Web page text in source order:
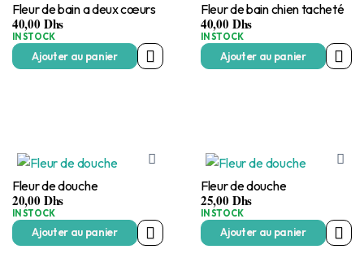
Fleur de bain a deux cœurs
40,00Dhs
IN STOCK
Ajouter au panier
Fleur de bain chien tacheté
40,00Dhs
IN STOCK
Ajouter au panier
Fleur de douche
20,00Dhs
IN STOCK
Ajouter au panier
Fleur de douche
25,00Dhs
IN STOCK
Ajouter au panier